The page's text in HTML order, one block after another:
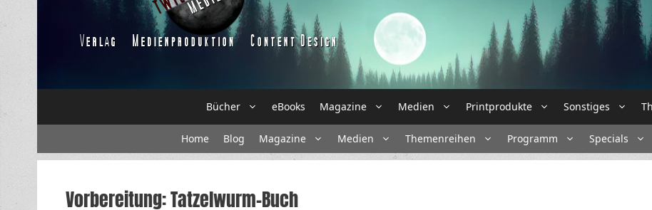
Bücher eBooks Magazine Medien Printprodukte Sonstiges
Home Blog Magazine Medien Themenreihen Programm Specials
Vorbereitung: Tatzelwurm-Buch